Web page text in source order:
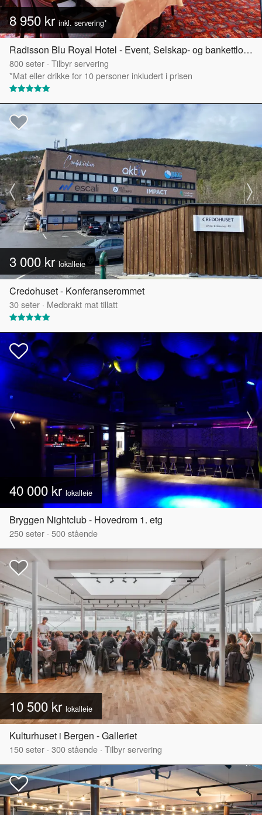
8 950 kr inkl. servering*
Radisson Blu Royal Hotel - Event, Selskap- og bankettlokaler
800seter · Tilbyr servering
*Mat eller drikke for 10 personer inkludert i prisen
3 000 kr lokalleie
Credohuset - Konferanserommet
30seter · Medbrakt mat tillatt
40 000 krlokalleie
Bryggen Nightclub - Hovedrom 1. etg
250seter · 500stående
10 500 kr lokalleie
Kulturhuset i Bergen - Galleriet
150seter · 300stående · Tilbyr servering